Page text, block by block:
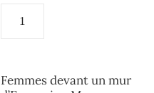
Femmes devant un mur